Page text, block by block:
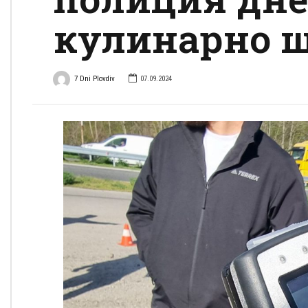
кулинарно
7 Dni Plovdiv 07.09.2024